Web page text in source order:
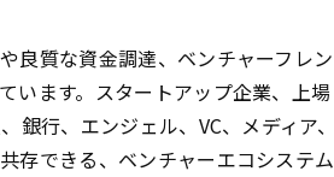
良質な資金調達、ベンチャーフレン
います。スタートアップ企業、上場
行、エンジェル、VC、メディア、
存できる、ベンチャーエコシステム